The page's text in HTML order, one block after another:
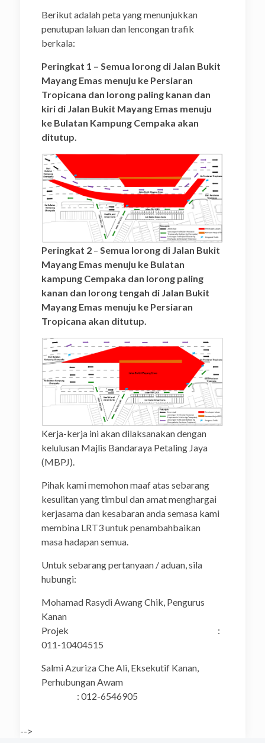
Berikut adalah peta yang menunjukkan
penutupan laluan dan lencongan trafik
berkala:
Peringkat 1 – Semua lorong di Jalan Bukit
Mayang Emas menuju ke Persiaran
Tropicana dan lorong paling kanan dan
kiri di Jalan Bukit Mayang Emas menuju
ke Bulatan Kampung Cempaka akan
ditutup.
Peringkat 2 – Semua lorong di Jalan Bukit
Mayang Emas menuju ke Bulatan
kampung Cempaka dan lorong paling
kanan dan lorong tengah di Jalan Bukit
Mayang Emas menuju ke Persiaran
Tropicana akan ditutup.
Kerja-kerja ini akan dilaksanakan dengan
kelulusan Majlis Bandaraya Petaling Jaya
(MBPJ).
Pihak kami memohon maaf atas sebarang
kesulitan yang timbul dan amat menghargai
kerjasama dan kesabaran anda semasa kami
membina LRT3 untuk penambahbaikan
masa hadapan semua.
Untuk sebarang pertanyaan / aduan, sila
hubungi:
Mohamad Rasydi Awang Chik, Pengurus
Kanan
Projek :
011-10404515
Salmi Azuriza Che Ali, Eksekutif Kanan,
Perhubungan Awam
: 012-6546905
-->